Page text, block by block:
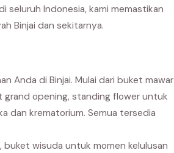
seluruh Indonesia, kami memastikan
Binjai dan sekitarnya.
Anda di Binjai. Mulai dari buket mawar
grand opening, standing flower untuk
dan krematorium. Semua tersedia
buket wisuda untuk momen kelulusan